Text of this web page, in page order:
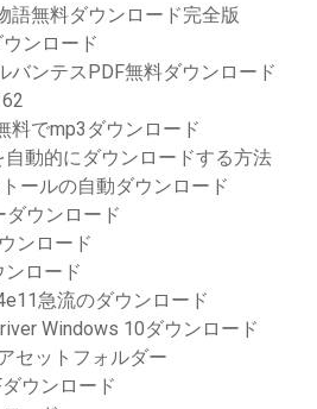
語無料ダウンロード完全版
ンロード
バンテスPDF無料ダウンロード
料でmp3ダウンロード
動的にダウンロードする方法
ールの自動ダウンロード
ダウンロード
ンロード
ンロード
急流のダウンロード
Windows 10ダウンロード
セットフォルダー
ウンロード